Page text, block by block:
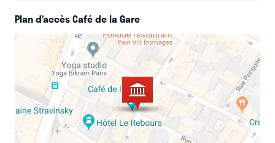
Plan d’accès Café de la Gare